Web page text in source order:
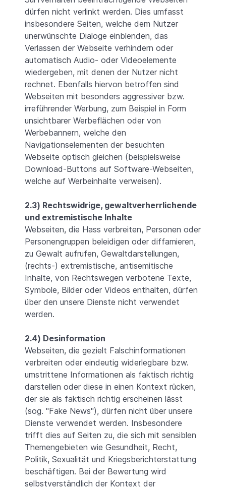
dürfen nicht verlinkt werden. Dies umfasst
insbesondere Seiten, welche dem Nutzer
unerwünschte Dialoge einblenden, das
Verlassen der Webseite verhindern oder
automatisch Audio- oder Videoelemente
wiedergeben, mit denen der Nutzer nicht
rechnet. Ebenfalls hiervon betroffen sind
Webseiten mit besonders aggressiver bzw.
irreführender Werbung, zum Beispiel in Form
unsichtbarer Werbeflächen oder von
Werbebannern, welche den
Navigationselementen der besuchten
Webseite optisch gleichen (beispielsweise
Download-Buttons auf Software-Webseiten,
welche auf Werbeinhalte verweisen).
2.3) Rechtswidrige, gewaltverherrlichende
und extremistische Inhalte
Webseiten, die Hass verbreiten, Personen oder
Personengruppen beleidigen oder diffamieren,
zu Gewalt aufrufen, Gewaltdarstellungen,
(rechts-) extremistische, antisemitische
Inhalte, von Rechtswegen verbotene Texte,
Symbole, Bilder oder Videos enthalten, dürfen
über den unsere Dienste nicht verwendet
werden.
2.4) Desinformation
Webseiten, die gezielt Falschinformationen
verbreiten oder eindeutig widerlegbare bzw.
umstrittene Informationen als faktisch richtig
darstellen oder diese in einen Kontext rücken,
der sie als faktisch richtig erscheinen lässt
(sog. "Fake News"), dürfen nicht über unsere
Dienste verwendet werden. Insbesondere
trifft dies auf Seiten zu, die sich mit sensiblen
Themengebieten wie Gesundheit, Recht,
Politik, Sexualität und Kriegsberichterstattung
beschäftigen. Bei der Bewertung wird
selbstverständlich der Kontext der